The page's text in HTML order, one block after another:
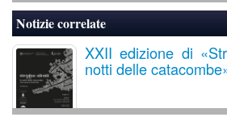
Notizie correlate
XXII edizione di
notti delle